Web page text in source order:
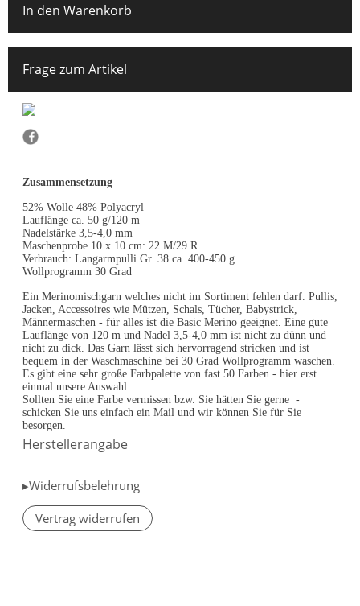
In den Warenkorb
Frage zum Artikel
Zusammensetzung
52% Wolle 48% Polyacryl
Lauflänge ca. 50 g/120 m
Nadelstärke 3,5-4,0 mm
Maschenprobe 10 x 10 cm: 22 M/29 R
Verbrauch: Langarmpulli Gr. 38 ca. 400-450 g
Wollprogramm 30 Grad
Ein Merinomischgarn welches nicht im Sortiment fehlen darf. Pullis,
Jacken, Accessoires wie Mützen, Schals, Tücher, Babystrick,
Männermaschen - für alles ist die Basic Merino geeignet. Eine gute
Lauflänge von 120 m und Nadel 3,5-4,0 mm ist nicht zu dünn und
nicht zu dick. Das Garn lässt sich hervorragend stricken und ist
bequem in der Waschmaschine bei 30 Grad Wollprogramm waschen.
Es gibt eine sehr große Farbpalette von fast 50 Farben - hier erst
einmal unsere Auswahl.
Sollten Sie eine Farbe vermissen bzw. Sie hätten Sie gerne -
schicken Sie uns einfach ein Mail und wir können Sie für Sie
besorgen.
Herstellerangabe
▸Widerrufsbelehrung
Vertrag widerrufen